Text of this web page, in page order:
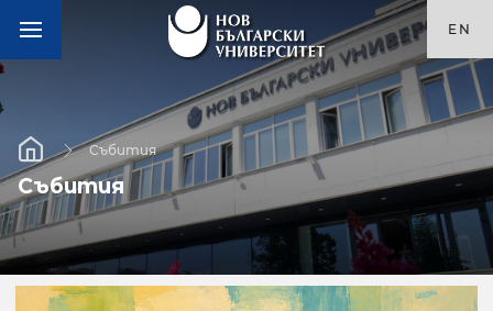
EN
Събития
Събития